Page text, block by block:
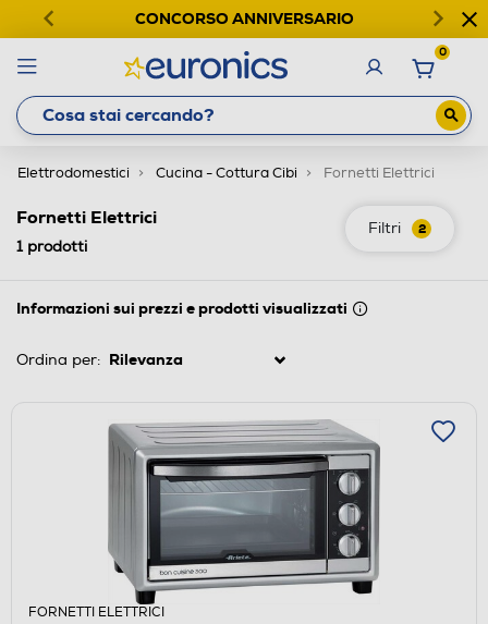
CONCORSO ANNIVERSARIO
0
Elettrodomestici Cucina - Cottura Cibi Fornetti Elettrici
Filtri 2
Fornetti Elettrici
1prodotti
Informazioni sui prezzi e prodotti visualizzati
Ordina per:
FORNETTI ELETTRICI